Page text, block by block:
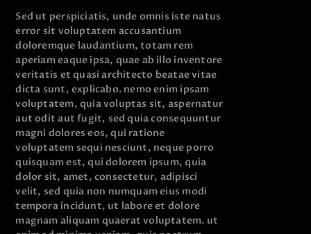
Sed ut perspiciatis, unde omnis iste natus
error sit voluptatem accusantium
doloremque laudantium, totam rem
aperiam eaque ipsa, quae ab illo inventore
veritatis et quasi architecto beatae vitae
dicta sunt, explicabo. nemo enim ipsam
voluptatem, quia voluptas sit, aspernatur
aut odit aut fugit, sed quia consequuntur
magni dolores eos, qui ratione
voluptatem sequi nesciunt, neque porro
quisquam est, qui dolorem ipsum, quia
dolor sit, amet, consectetur, adipisci
velit, sed quia non numquam eius modi
tempora incidunt, ut labore et dolore
magnam aliquam quaerat voluptatem. ut